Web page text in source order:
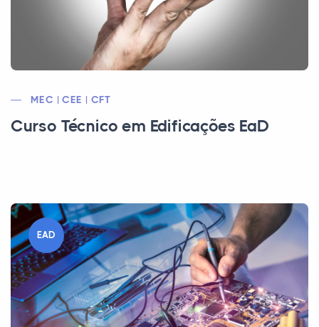
MEC | CEE | CFT
Curso Técnico em Edificações EaD
EAD